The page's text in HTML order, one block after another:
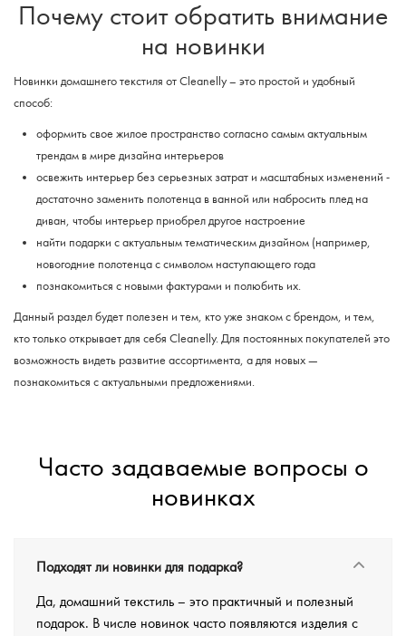
Почему стоит обратить внимание
на новинки
Новинки домашнего текстиля от Cleanelly – это простой и удобный
способ:
оформить свое жилое пространство согласно самым актуальным
трендам в мире дизайна интерьеров
освежить интерьер без серьезных затрат и масштабных изменений -
достаточно заменить полотенца в ванной или набросить плед на
диван, чтобы интерьер приобрел другое настроение
найти подарки с актуальным тематическим дизайном (например,
новогодние полотенца с символом наступающего года
познакомиться с новыми фактурами и полюбить их.
Данный раздел будет полезен и тем, кто уже знаком с брендом, и тем,
кто только открывает для себя Cleanelly. Для постоянных покупателей это
возможность видеть развитие ассортимента, а для новых —
познакомиться с актуальными предложениями.
Часто задаваемые вопросы о
новинках
Подходят ли новинки для подарка?
Да, домашний текстиль – это практичный и полезный
подарок. В числе новинок часто появляются изделия с